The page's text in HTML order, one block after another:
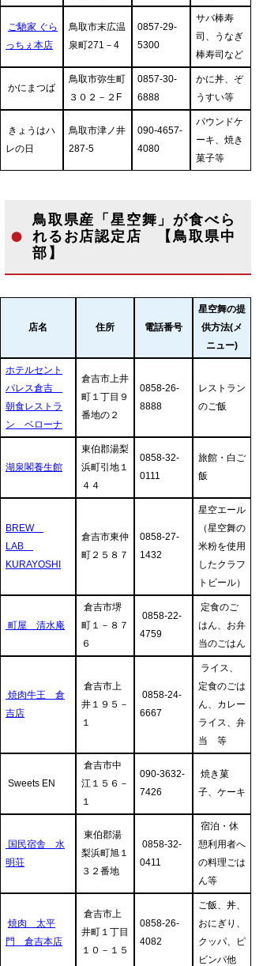
ご馳家 ぐら
っちぇ本店
鳥取市末広温
泉町271－4
0857-29-
5300
サバ棒寿
司、うなぎ
棒寿司など
かにまつば
鳥取市弥生町
３０２－２F
0857-30-
6888
かに丼、ぞ
うすい等
きょうはハ
レの日
鳥取市津ノ井
287-5
090-4657-
4080
パウンドケ
ーキ、焼き
菓子等
鳥取県産「星空舞」が食べら
れるお店認定店 【鳥取県中
部】
店名 住所 電話番号
星空舞の提
供方法(メ
ニュー)
ホテルセント
パレス倉吉
朝食レストラ
ン ベローナ
倉吉市上井
町１丁目９
番地の２
0858-26-
8888
レストラン
のご飯
湖泉閣養生館
東伯郡湯梨
浜町引地１
４４
0858-32-
0111
旅館・白ご
飯
BREW
LAB
KURAYOSHI
倉吉市東仲
町２５８７
0858-27-
1432
星空エール
（星空舞の
米粉を使用
したクラフ
トビール）
町屋 清水庵
倉吉市堺
町１－８７
６
0858-22-
4759
定食のご
はん、お弁
当のごはん
焼肉牛王 倉
吉店
倉吉市上
井１９５－
１
0858-24-
6667
ライス、
定食のごは
ん、カレー
ライス、弁
当 等
Sweets EN
倉吉市中
江１５６－
１
090-3632-
7426
焼き菓
子、ケーキ
国民宿舎 水
明荘
東伯郡湯
梨浜町旭１
３２番地
0858-32-
0411
宿泊・休
憩利用者へ
の料理ごは
ん等
焼肉 太平
門 倉吉本店
倉吉市上
井町１丁目
１０－１５
0858-26-
4082
ご飯、丼、
おにぎり、
クッパ、ピ
ビンパ他